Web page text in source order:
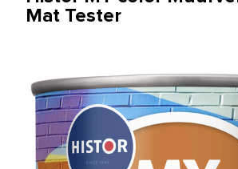
Mat Tester